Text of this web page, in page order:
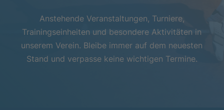
Anstehende Veranstaltungen, Turniere,
Trainingseinheiten und besondere Aktivitäten in
unserem Verein. Bleibe immer auf dem neuesten
Stand und verpasse keine wichtigen Termine.